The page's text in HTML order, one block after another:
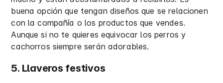
buena opción que tengan diseños que se relacionen
con la compañía o los productos que vendes.
Aunque si no te quieres equivocar los perros y
cachorros siempre serán adorables.
5. Llaveros festivos